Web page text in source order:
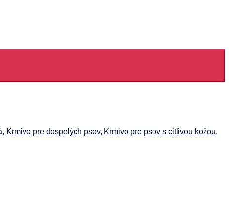
, Krmivo pre dospelých psov, Krmivo pre psov s citlivou kožou,